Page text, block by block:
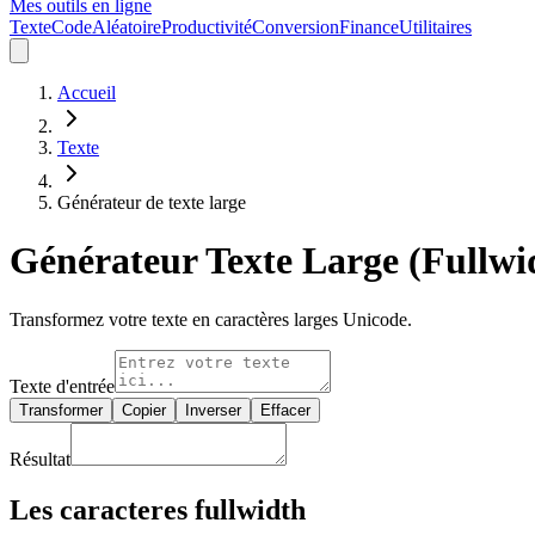
Mes outils en ligne
TexteCodeAléatoireProductivitéConversionFinanceUtilitaires
Accueil
Texte
Générateur de texte large
Générateur Texte Large
Transformez votre texte en caractères larges Unicode.
Texte d'entrée
Transformer Copier Inverser Effacer
Résultat
Les caracteres fullwidth